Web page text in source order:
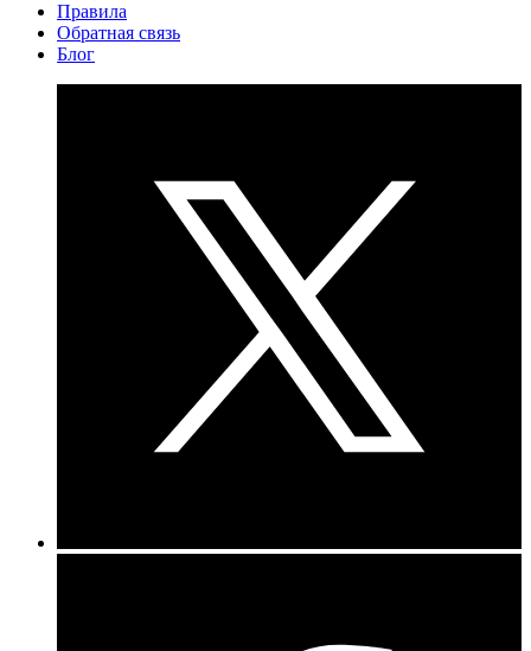
Правила
Обратная связь
Блог